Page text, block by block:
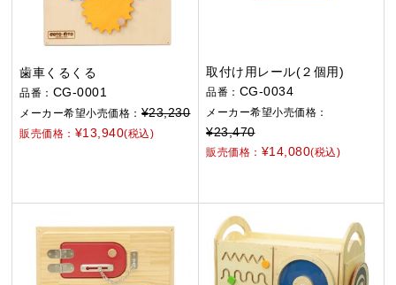
歯車くるくる
品番： CG-0001
メーカー希望小売価格： ¥23,230
販売価格： ¥13,940(税込)
取付け用レール(２個用)
品番： CG-0034
メーカー希望小売価格：
¥23,470
販売価格： ¥14,080(税込)